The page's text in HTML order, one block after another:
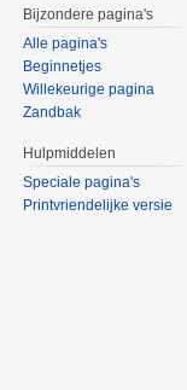
Bijzondere pagina's
Alle pagina's
Beginnetjes
Willekeurige pagina
Zandbak
Hulpmiddelen
Speciale pagina's
Printvriendelijke versie